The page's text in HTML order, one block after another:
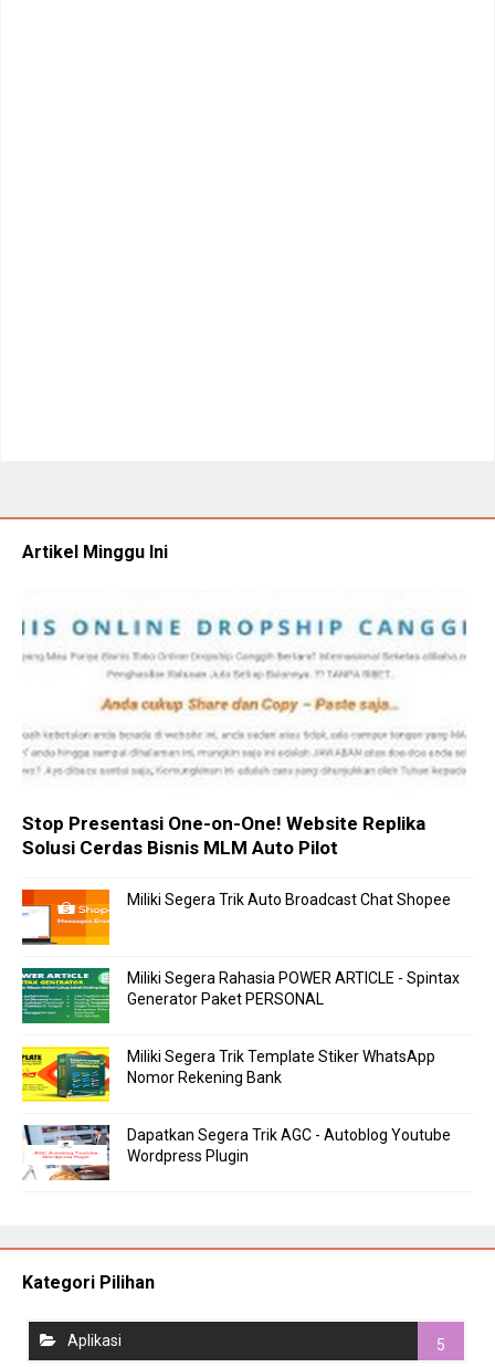
Artikel Minggu Ini
Stop Presentasi One-on-One! Website Replika
Solusi Cerdas Bisnis MLM Auto Pilot
Miliki Segera Trik Auto Broadcast Chat Shopee
Miliki Segera Rahasia POWER ARTICLE - Spintax
Generator Paket PERSONAL
Miliki Segera Trik Template Stiker WhatsApp
Nomor Rekening Bank
Dapatkan Segera Trik AGC - Autoblog Youtube
Wordpress Plugin
Kategori Pilihan
Aplikasi 5